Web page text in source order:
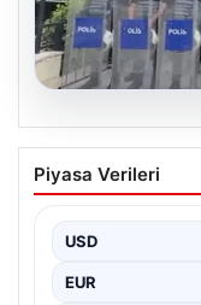
05.08.2026
Avcılar
şüpheli
Piyasa Verileri
USD
EUR